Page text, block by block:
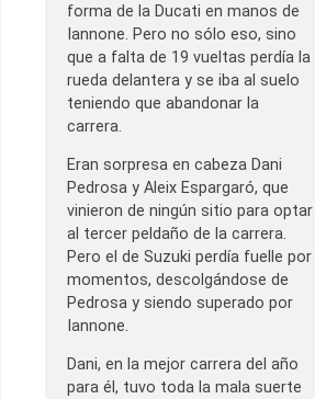
forma de la Ducati en manos de
Iannone. Pero no sólo eso, sino
que a falta de 19 vueltas perdía la
rueda delantera y se iba al suelo
teniendo que abandonar la
carrera.
Eran sorpresa en cabeza Dani
Pedrosa y Aleix Espargaró, que
vinieron de ningún sitio para optar
al tercer peldaño de la carrera.
Pero el de Suzuki perdía fuelle por
momentos, descolgándose de
Pedrosa y siendo superado por
Iannone.
Dani, en la mejor carrera del año
para él, tuvo toda la mala suerte